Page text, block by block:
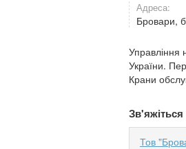
Адреса:
Бровари,
Управління
України.
Крани
Тов